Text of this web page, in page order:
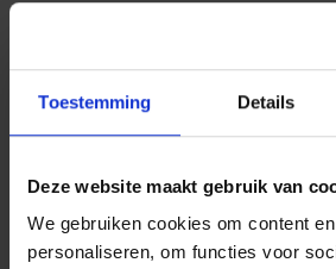
Toestemming Details
Deze website maakt gebruik van
We gebruiken cookies om content
personaliseren, om functies voor
laatste jaren naar schatting tot
100.000 Belgen zonder
autoverzekering rondrijden (bron:
verkeersongeval, dan betaalt uw
autoverzekering de kosten van de
tegenpartij.